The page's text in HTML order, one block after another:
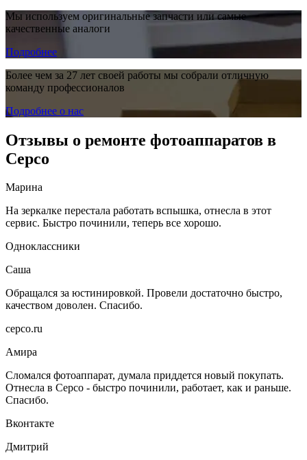
Мы используем оригинальные запчасти или самые
качественные аналоги
Подробнее
Более чем за 27 лет своей работы мы собрали отличную
команду профессионалов
Подробнее о нас
Отзывы о ремонте фотоаппаратов в
Серсо
Марина
На зеркалке перестала работать вспышка, отнесла в этот
сервис. Быстро починили, теперь все хорошо.
Одноклассники
Саша
Обращался за юстинировкой. Провели достаточно быстро,
качеством доволен. Спасибо.
серсо.ru
Амира
Сломался фотоаппарат, думала приддется новый покупать.
Отнесла в Серсо - быстро починили, работает, как и раньше.
Спасибо.
Вконтакте
Дмитрий